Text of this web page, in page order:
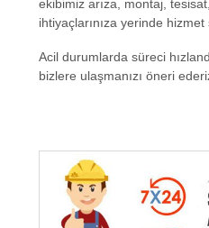
ekibimiz arıza, montaj,
ihtiyaçlarınıza yerinde hizmet
Acil durumlarda süreci
bizlere ulaşmanızı öneri